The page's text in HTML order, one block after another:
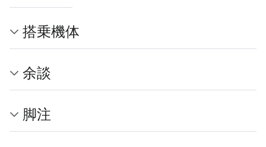
搭乗機体
余談
脚注